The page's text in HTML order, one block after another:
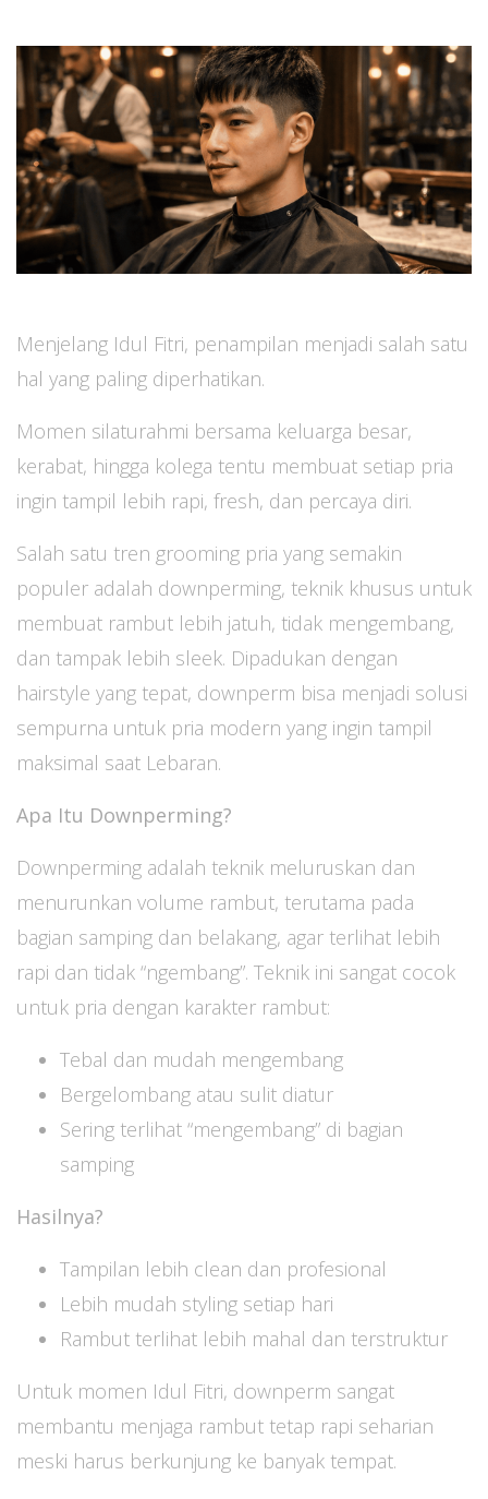
Menjelang Idul Fitri, penampilan menjadi salah satu
hal yang paling diperhatikan.
Momen silaturahmi bersama keluarga besar,
kerabat, hingga kolega tentu membuat setiap pria
ingin tampil lebih rapi, fresh, dan percaya diri.
Salah satu tren grooming pria yang semakin
populer adalah downperming, teknik khusus untuk
membuat rambut lebih jatuh, tidak mengembang,
dan tampak lebih sleek. Dipadukan dengan
hairstyle yang tepat, downperm bisa menjadi solusi
sempurna untuk pria modern yang ingin tampil
maksimal saat Lebaran.
Apa Itu Downperming?
Downperming adalah teknik meluruskan dan
menurunkan volume rambut, terutama pada
bagian samping dan belakang, agar terlihat lebih
rapi dan tidak “ngembang”. Teknik ini sangat cocok
untuk pria dengan karakter rambut:
Tebal dan mudah mengembang
Bergelombang atau sulit diatur
Sering terlihat “mengembang” di bagian
samping
Hasilnya?
Tampilan lebih clean dan profesional
Lebih mudah styling setiap hari
Rambut terlihat lebih mahal dan terstruktur
Untuk momen Idul Fitri, downperm sangat
membantu menjaga rambut tetap rapi seharian
meski harus berkunjung ke banyak tempat.